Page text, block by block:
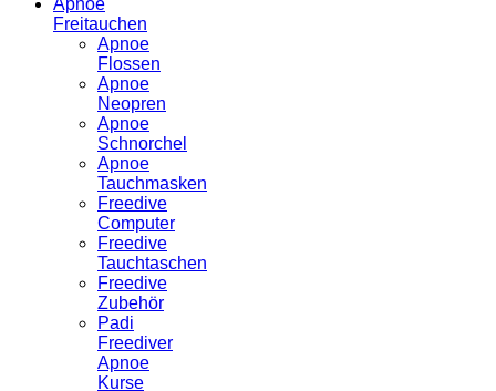
Apnoe
Freitauchen
Apnoe
Flossen
Apnoe
Neopren
Apnoe
Schnorchel
Apnoe
Tauchmasken
Freedive
Computer
Freedive
Tauchtaschen
Freedive
Zubehör
Padi
Freediver
Apnoe
Kurse